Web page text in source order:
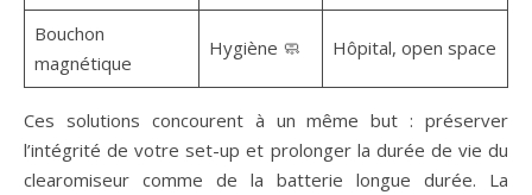
Bouchon
magnétique
Hygiène 🧼 Hôpital, open space
Ces solutions concourent à un même but : préserver
l’intégrité de votre set-up et prolonger la durée de vie du
clearomiseur comme de la batterie longue durée. La